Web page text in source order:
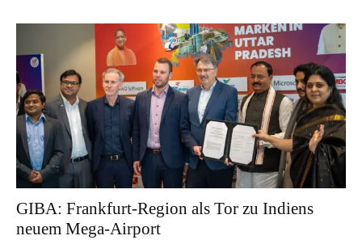
GIBA: Frankfurt-Region als Tor zu Indiens
neuem Mega-Airport